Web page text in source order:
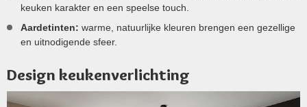
keuken karakter en een speelse touch.
Aardetinten: warme, natuurlijke kleuren brengen een gezellige
en uitnodigende sfeer.
Design keukenverlichting